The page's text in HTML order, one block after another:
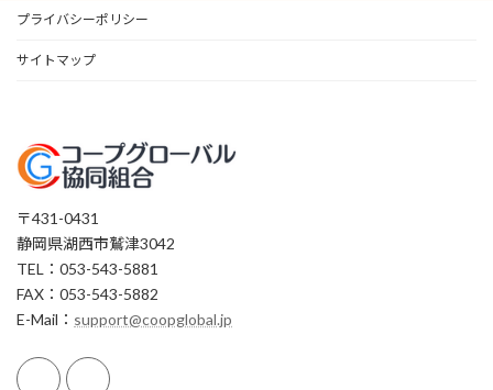
プライバシーポリシー
サイトマップ
〒431-0431
静岡県湖西市鷲津3042
TEL：053-543-5881
FAX：053-543-5882
E-Mail： support@coopglobal.jp